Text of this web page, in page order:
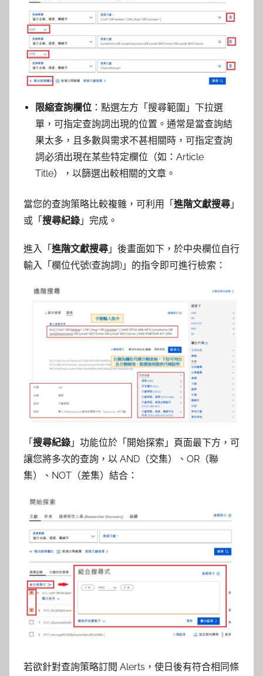
限縮查詢欄位 ：點選左方「搜尋範圍」下拉選
單，可指定查詢詞出現的位置。通常是當查詢結
果太多，且多數與需求不甚相關時，可指定查詢
詞必須出現在某些特定欄位（如：Article
Title），以篩選出較相關的文章。
當您的查詢策略比較複雜，可利用「 進階文獻搜尋 」
或「 搜尋紀錄 」完成。
進入「 進階文獻搜尋 」後畫面如下，於中央欄位自行
輸入「欄位代號(查詢詞)」的指令即可進行檢索：
「 搜尋紀錄 」功能位於「開始探索」頁面最下方，可
讓您將多次的查詢，以 AND（交集）、OR（聯
集）、NOT（差集）結合：
若欲針對查詢策略訂閱 Alerts，使日後有符合相同條